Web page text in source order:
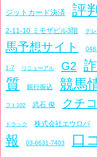
ジットカード決済 評判
2-11-10 ミモザビル3階 テ
馬予想サイト
1-7 リニューアル G2
質
銀行振込 競馬
フト102 武石 俊 クチ
ドラック 株式会社エウロパ
報
03-6631-7403 口